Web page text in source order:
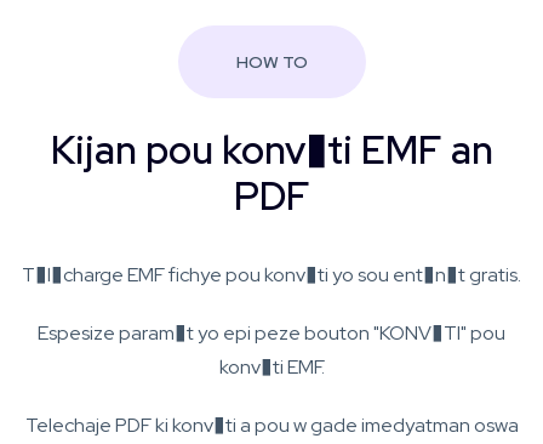
HOW TO
Kijan pou konv�ti EMF an
PDF
T�l�charge EMF fichye pou konv�ti yo sou ent�n�t gratis.
Espesize param�t yo epi peze bouton "KONV�TI" pou
konv�ti EMF.
Telechaje PDF ki konv�ti a pou w gade imedyatman oswa